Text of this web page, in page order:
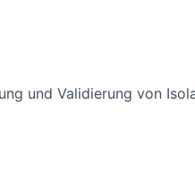
und Validierung von